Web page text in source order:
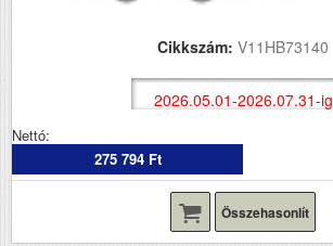
Cikkszám: V11HB73140
2026.05.01-2026.07.31-ig
Nettó:
275 794 Ft
Összehasonlít